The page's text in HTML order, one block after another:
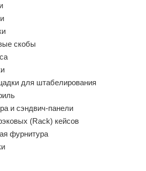
скобы
для штабелирования
и сэндвич-панели
(Rack) кейсов
фурнитура